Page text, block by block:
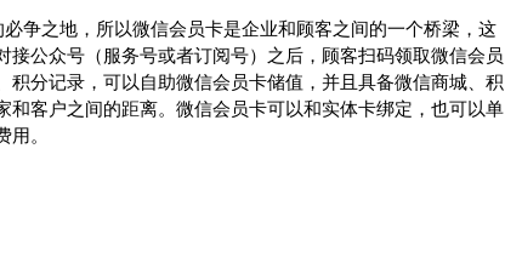
争之地，所以微信会员卡是企业和顾客之间的一个桥梁，这
公众号（服务号或者订阅号）之后，顾客扫码领取微信会员
分记录，可以自助微信会员卡储值，并且具备微信商城、积
客户之间的距离。微信会员卡可以和实体卡绑定，也可以单
。